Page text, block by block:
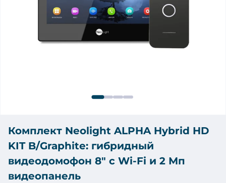
Комплект Neolight ALPHA Hybrid HD
KIT B/Graphite: гибридный
видеодомофон 8" с Wi-Fi и 2 Мп
видеопанель